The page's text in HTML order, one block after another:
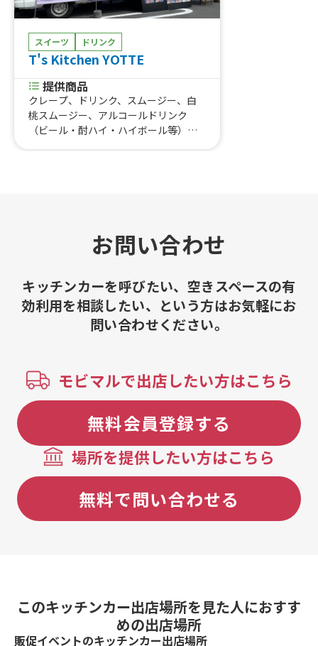
スイーツ ドリンク
T's Kitchen YOTTE
提供商品
クレープ、ドリンク、スムージー、白
桃スムージー、アルコールドリンク
（ビール・酎ハイ・ハイボール等）、
お問い合わせ
キッチンカーを呼びたい、空きスペースの有
効利用を相談したい、という方はお気軽にお
問い合わせください。
モビマルで出店したい方はこちら
無料会員登録する
場所を提供したい方はこちら
無料で問い合わせる
このキッチンカー出店場所を見た人におすす
めの出店場所
販促イベントのキッチンカー出店場所